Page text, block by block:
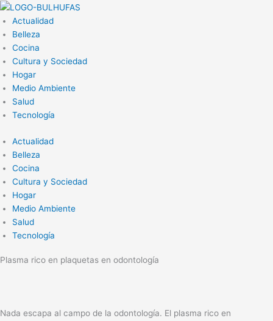
Ir
al
contenido
Actualidad
Belleza
Cocina
Cultura y Sociedad
Hogar
Medio Ambiente
Salud
Tecnología
Actualidad
Belleza
Cocina
Cultura y Sociedad
Hogar
Medio Ambiente
Salud
Tecnología
Plasma rico en plaquetas en odontología
Nada escapa al campo de la odontología. El plasma rico en